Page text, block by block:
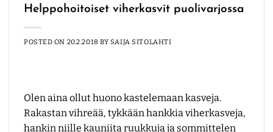
Helppohoitoiset viherkasvit puolivarjossa
POSTED ON 20.2.2018 BY SAIJA SITOLAHTI
Olen aina ollut huono kastelemaan kasveja.
Rakastan vihreää, tykkään hankkia viherkasveja,
hankin niille kauniita ruukkuja ja sommittelen